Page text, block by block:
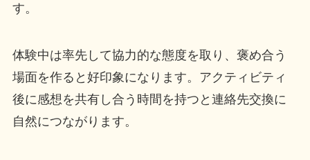
す。
体験中は率先して協力的な態度を取り、褒め合う
場面を作ると好印象になります。アクティビティ
後に感想を共有し合う時間を持つと連絡先交換に
自然につながります。